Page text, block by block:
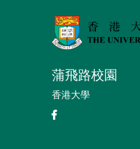
蒲飛路校園
香港大學